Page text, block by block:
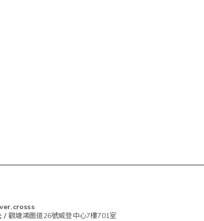
/ 觀塘鴻圖道26號威登中心7樓701室